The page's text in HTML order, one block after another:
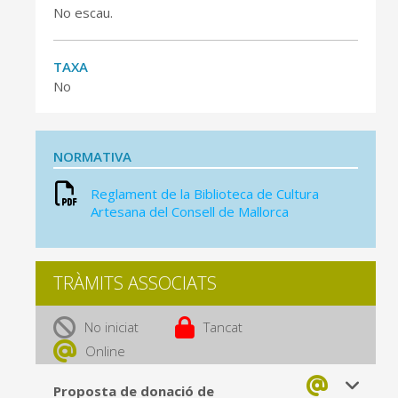
No escau.
TAXA
No
NORMATIVA
Reglament de la Biblioteca de Cultura
Artesana del Consell de Mallorca
TRÀMITS ASSOCIATS
No iniciat
Tancat
Online
Proposta de donació de